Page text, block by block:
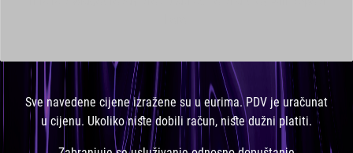
Sve navedene cijene izražene su u eurima. PDV je uračunat
u cijenu. Ukoliko niste dobili račun, niste dužni platiti.